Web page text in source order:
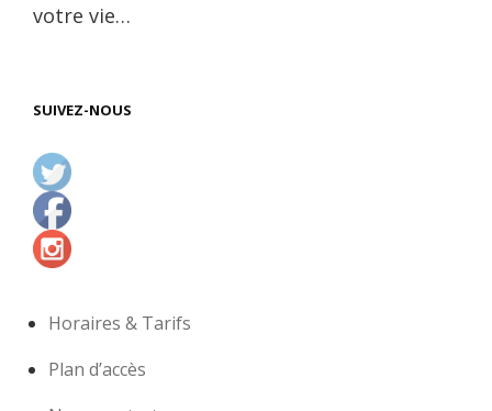
votre vie…
SUIVEZ-NOUS
Horaires & Tarifs
Plan d’accès